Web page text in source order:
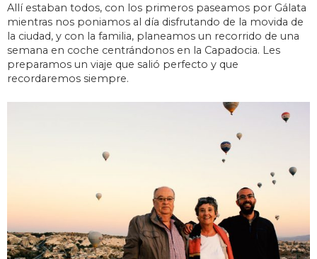
Allí estaban todos, con los primeros paseamos por Gálata
mientras nos poniamos al día disfrutando de la movida de
la ciudad, y con la familia, planeamos un recorrido de una
semana en coche centrándonos en la Capadocia. Les
preparamos un viaje que salió perfecto y que
recordaremos siempre.